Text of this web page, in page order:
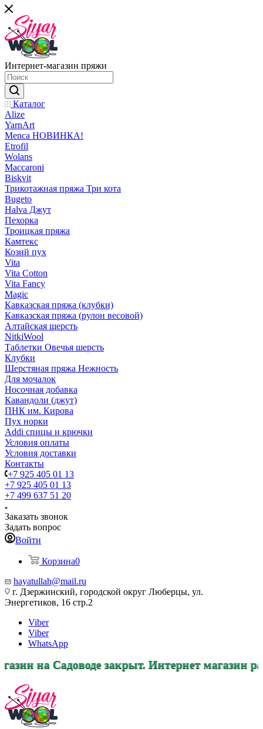
Интернет-магазин пряжи
Каталог
Alize
YarnArt
Menca НОВИНКА!
Etrofil
Wolans
Maccaroni
Biskvit
Трикотажная пряжа Три кота
Bugeto
Halva Джут
Пехорка
Троицкая пряжа
Камтекс
Козий пух
Vita
Vita Cotton
Vita Fancy
Magic
Кавказская пряжа (клубки)
Кавказская пряжа (рулон весовой)
Алтайская шерсть
NitkiWool
Таблетки Овечья шерсть
Клубки
Шерстяная пряжа Нежность
Для мочалок
Носочная добавка
Кавандоли (джут)
ПНК им. Кирова
Пух норки
Addi спицы и крючки
Условия оплаты
Условия доставки
Контакты
+7 925 405 01 13
+7 925 405 01 13
+7 499 637 51 20
Заказать звонок
Задать вопрос
Войти
Корзина0
hayatullah@mail.ru
г. Дзержинский, городской округ Люберцы, ул.
Энергетиков, 16 стр.2
Viber
Viber
WhatsApp
закрыт. Интернет магазин работает в